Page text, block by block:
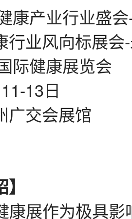
康产业行业盛
行业风向标展
际健康展览会
13日
广交会展馆
】
康展作为极具